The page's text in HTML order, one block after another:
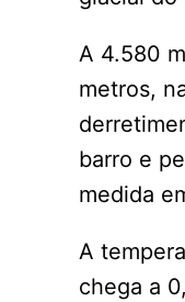
A 4.580
metros,
barro e
medida
A
chega a